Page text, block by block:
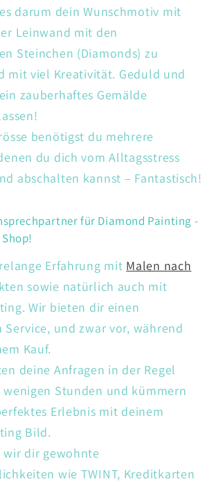
darum dein Wunschmotiv mit
Leinwand mit den
Steinchen (Diamonds) zu
mit viel Kreativität. Geduld und
zauberhaftes Gemälde
benötigst du mehrere
du dich vom Alltagsstress
abschalten kannst – Fantastisch!
für Diamond Painting -
Erfahrung mit Malen nach
sowie natürlich auch mit
Wir bieten dir einen
und zwar vor, während
Kauf.
deine Anfragen in der Regel
Stunden und kümmern
Erlebnis mit deinem
Bild.
dir gewohnte
wie TWINT, Kreditkarten